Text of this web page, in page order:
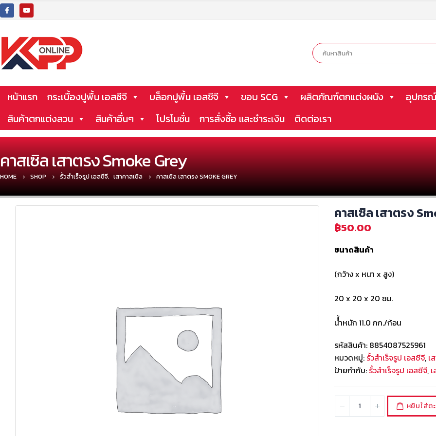
หน้าแรก กระเบื้องปูพื้น เอสซีจี บล็อกปูพื้น เอสซีจี ขอบ SCG ผลิตภัณฑ์ตกแต่งผนัง อุปกร
สินค้าตกแต่งสวน
สินค้าอื่นๆ โปรโมชั่น การสั่งซื้อ และชำระเงิน ติดต่อเรา
คาสเซิล เสาตรง Smoke Grey
HOME SHOP รั้วสำเร็จรูป เอสซีจี, เสาคาสเซิล คาสเซิล เสาตรง SMOKE GREY
คาสเซิล เสาตรง
฿50.00
ขนาดสินค้า
(กว้าง x หนา x สูง)
20 x 20 x 20 ซม.
นํ้ำหนัก 11.0 กก./ก้อน
รหัสสินค้า: 8854087525961
หมวดหมู่: รั้วสำเร็จรูป เอสซีจี, เ
ป้ายกำกับ: รั้วสำเร็จรูป เอสซีจี,
หยิบใส่ต